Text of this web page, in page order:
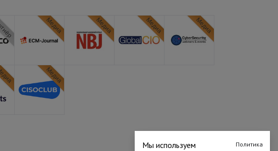
Медиа Медиа Медиа Медиа
Медиа
Мы используем
Политика